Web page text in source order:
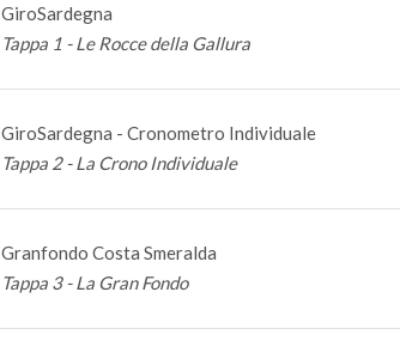
GiroSardegna
Tappa 1 - Le Rocce della Gallura
GiroSardegna - Cronometro Individuale
Tappa 2 - La Crono Individuale
Granfondo Costa Smeralda
Tappa 3 - La Gran Fondo